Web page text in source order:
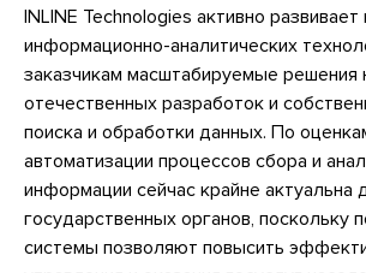
INLINE Technologies активно развивает
информационно-аналитических
заказчикам масштабируемые решения
отечественных разработок и
поиска и обработки данных. По
автоматизации процессов сбора и
информации сейчас крайне актуальна
государственных органов, поскольку
системы позволяют повысить